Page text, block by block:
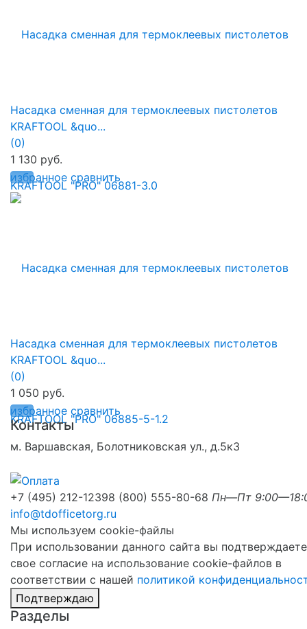
избранное сравнить
Насадка сменная для термоклеевых пистолетов
KRAFTOOL &quo...
(0)
1 130 руб.
избранное сравнить
Насадка сменная для термоклеевых пистолетов
KRAFTOOL &quo...
(0)
1 050 руб.
Контакты
м. Варшавская, Болотниковская ул., д.5к3
+7 (495) 212-12398 (800) 555-80-68 Пн—Пт
info@tdofficetorg.ru
Мы используем cookie-файлы
При использовании данного сайта вы подтверждаете
свое согласие на использование cookie-файлов в
соответствии с нашей политикой
Подтверждаю
Разделы